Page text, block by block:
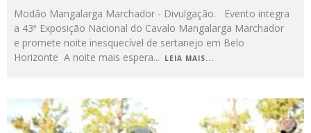
Modão Mangalarga Marchador - Divulgação. Evento integra
a 43ª Exposição Nacional do Cavalo Mangalarga Marchador
e promete noite inesquecível de sertanejo em Belo
Horizonte A noite mais espera... LEIA MAIS...